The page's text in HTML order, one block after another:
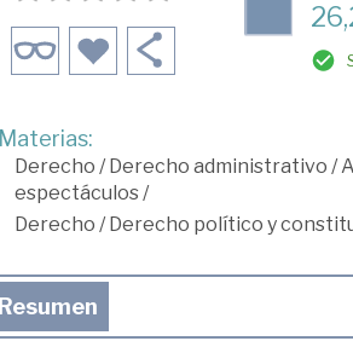
Materias:
Derecho /Derecho administrativo /
espectáculos/
Derecho /Derecho político y
Resumen